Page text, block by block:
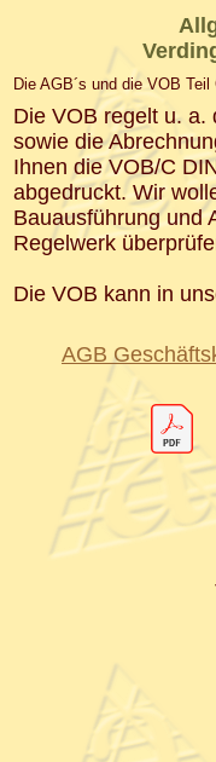
Die AGB´s und die VOB
Die VOB regelt u. a.
sowie die
Ihnen die VOB/C
abgedruckt. Wir
Bauausführung und
Regelwerk
Die VOB kann in
AGB